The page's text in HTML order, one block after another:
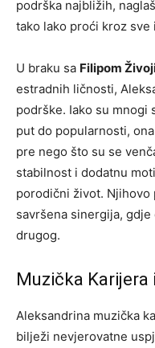
podrška najbližih,
tako lako proći kroz
U braku sa Filipom
estradnih ličnosti,
podrške. Iako su mnogi
put do popularnosti,
pre nego što su se
stabilnost i dodatnu
porodični život.
savršena sinergija,
drugog.
Muzička Karijera
Aleksandrina muzička
bilježi nevjerovatne